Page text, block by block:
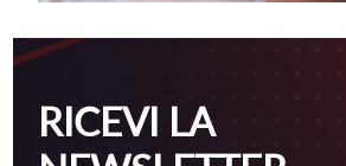
RICEVI LA